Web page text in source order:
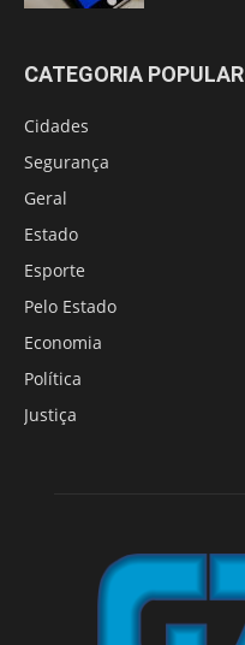
CATEGORIA POPULAR
Cidades
Segurança
Geral
Estado
Esporte
Pelo Estado
Economia
Política
Justiça